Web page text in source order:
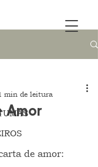
Amor
min de leitura
de amor: